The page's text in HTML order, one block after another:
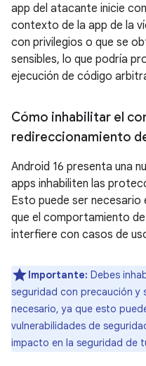
app del atacante inicie
contexto de la app de la
con privilegios o que se
sensibles, lo que podría
ejecución de código
Cómo inhabilitar el
redireccionamiento
Android 16 presenta una
apps inhabiliten las
Esto puede ser
que el comportamiento
interfiere con casos de
Importante: Debes
seguridad con precaución y
necesario, ya que esto
vulnerabilidades de
impacto en la seguridad de